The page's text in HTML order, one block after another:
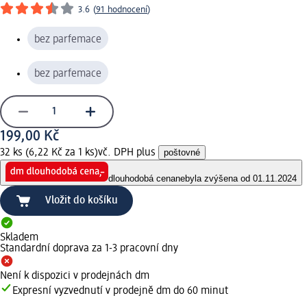
3.6 (91 hodnocení)
bez parfemace
bez parfemace
199,00 Kč
32 ks (6,22 Kč za 1 ks)vč. DPH plus poštovné
dlouhodobá cenanebyla zvýšena od 01.11.2024
Vložit do košíku
Skladem
Standardní doprava za 1-3 pracovní dny
Není k dispozici v prodejnách dm
Expresní vyzvednutí v prodejně dm do 60 minut